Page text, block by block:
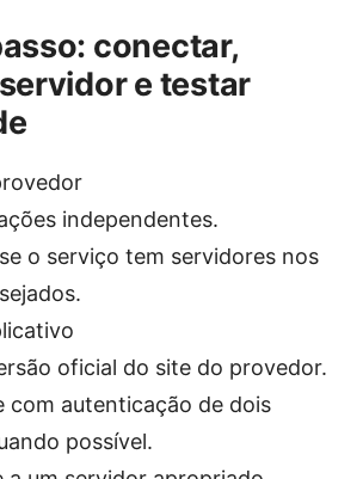
conectar,
e testar
independentes.
o serviço tem servidores nos
oficial do site do provedor.
com autenticação de dois
possível.